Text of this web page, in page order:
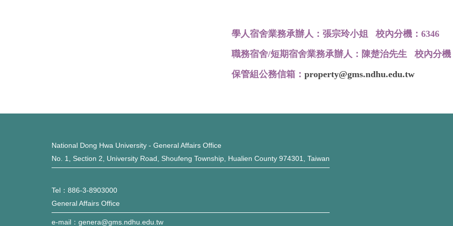
學人宿舍業務承辦人：張宗玲小姐 校內分機：6346
職務宿舍/短期宿舍業務承辦人：陳楚治先生 校內分機
保管組公務信箱： property@gms.ndhu.edu.tw
National Dong Hwa University - General Affairs Office
No. 1, Section 2, University Road, Shoufeng Township, Hualien County 974301, Taiwan
Tel：886-3-8903000
General Affairs Office
e-mail：genera@gms.ndhu.edu.tw